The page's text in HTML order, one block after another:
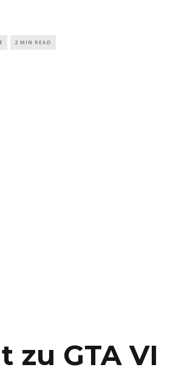
2 MIN READ
zu GTA VI